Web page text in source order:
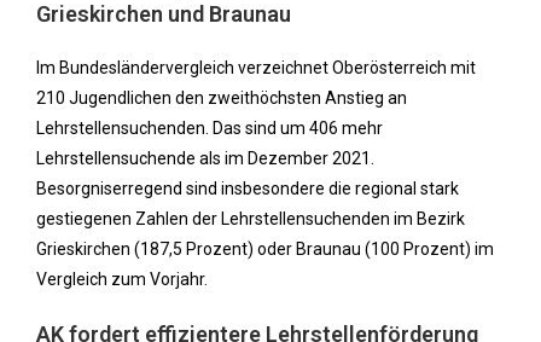
Grieskirchen und Braunau
Im Bundesländervergleich verzeichnet Oberösterreich mit
210 Jugendlichen den zweithöchsten Anstieg an
Lehrstellensuchenden. Das sind um 406 mehr
Lehrstellensuchende als im Dezember 2021.
Besorgniserregend sind insbesondere die regional stark
gestiegenen Zahlen der Lehrstellensuchenden im Bezirk
Grieskirchen (187,5 Prozent) oder Braunau (100 Prozent) im
Vergleich zum Vorjahr.
AK fordert effizientere Lehrstellenförderung